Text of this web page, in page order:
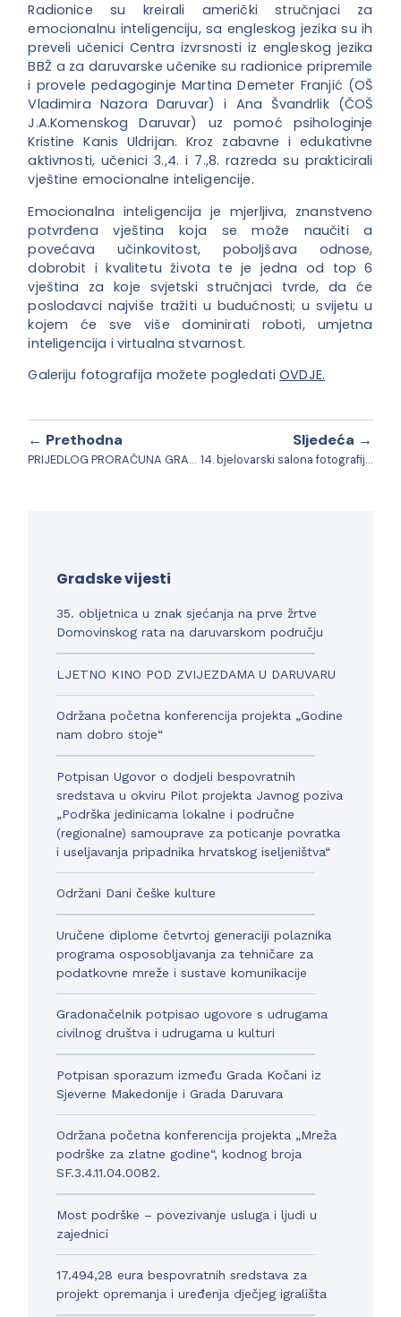
Radionice su kreirali američki stručnjaci za
emocionalnu inteligenciju, sa engleskog jezika su ih
preveli učenici Centra izvrsnosti iz engleskog jezika
BBŽ a za daruvarske učenike su radionice pripremile
i provele pedagoginje Martina Demeter Franjić (OŠ
Vladimira Nazora Daruvar) i Ana Švandrlik (ČOŠ
J.A.Komenskog Daruvar) uz pomoć psihologinje
Kristine Kanis Uldrijan. Kroz zabavne i edukativne
aktivnosti, učenici 3.,4. i 7.,8. razreda su prakticirali
vještine emocionalne inteligencije.
Emocionalna inteligencija je mjerljiva, znanstveno
potvrđena vještina koja se može naučiti a
povećava učinkovitost, poboljšava odnose,
dobrobit i kvalitetu života te je jedna od top 6
vještina za koje svjetski stručnjaci tvrde, da će
poslodavci najviše tražiti u budućnosti; u svijetu u
kojem će sve više dominirati roboti, umjetna
inteligencija i virtualna stvarnost.
Galeriju fotografija možete pogledatiOVDJE.
← Prethodna
PRIJEDLOG PRORAČUNA GRADA DARUVARA ZA 2019. G. I PROJEKCIJE ZA 2020. G. I 2021. G.
Sljedeća →
14. bjelovarski salona fotografije „Šuma okom šumara“
Gradske vijesti
35. obljetnica u znak sjećanja na prve žrtve
Domovinskog rata na daruvarskom području
LJETNO KINO POD ZVIJEZDAMA U DARUVARU
Održana početna konferencija projekta „Godine
nam dobro stoje“
Potpisan Ugovor o dodjeli bespovratnih
sredstava u okviru Pilot projekta Javnog poziva
„Podrška jedinicama lokalne i područne
(regionalne) samouprave za poticanje povratka
i useljavanja pripadnika hrvatskog iseljeništva“
Održani Dani češke kulture
Uručene diplome četvrtoj generaciji polaznika
programa osposobljavanja za tehničare za
podatkovne mreže i sustave komunikacije
Gradonačelnik potpisao ugovore s udrugama
civilnog društva i udrugama u kulturi
Potpisan sporazum između Grada Kočani iz
Sjeverne Makedonije i Grada Daruvara
Održana početna konferencija projekta „Mreža
podrške za zlatne godine“, kodnog broja
SF.3.4.11.04.0082.
Most podrške – povezivanje usluga i ljudi u
zajednici
17.494,28 eura bespovratnih sredstava za
projekt opremanja i uređenja dječjeg igrališta